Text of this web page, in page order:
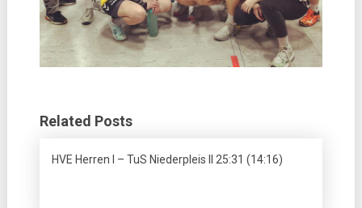
Related Posts
HVE Herren I – TuS Niederpleis II 25:31 (14:16)